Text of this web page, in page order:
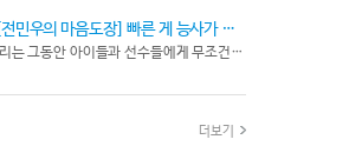
[전민우의 마음도장] 빠른 게 능사가 아니다… 엘리트 선수의 '기다림'
우리는 그동안 아이들과 선수들에게 무조건 “빨리 반응하라”고 다그치기만 했던 것은 아닐까? 진정한 탁월함은 단순히 근육의 수축 속도가 빠른 데서 오지 않는다. 복잡하고 긴박한 1대 1 격투 상황 속에서 ‘언제 멈추고, 언제 폭발할 것인가’를 통제하는 타이밍 조절 능력과 상황 인식(Situational Awareness)에서 온다.
더보기